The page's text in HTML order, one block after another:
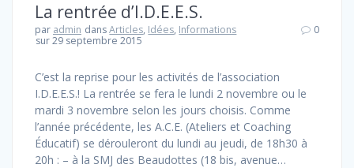
La rentrée d’I.D.E.E.S.
par admin dansArticles, Idées, Informations
sur 29 septembre 2015
0
C’est la reprise pour les activités de l’association
I.D.E.E.S.! La rentrée se fera le lundi 2 novembre ou le
mardi 3 novembre selon les jours choisis. Comme
l’année précédente, les A.C.E. (Ateliers et Coaching
Éducatif) se dérouleront du lundi au jeudi, de 18h30 à
20h : – à la SMJ des Beaudottes (18 bis, avenue…